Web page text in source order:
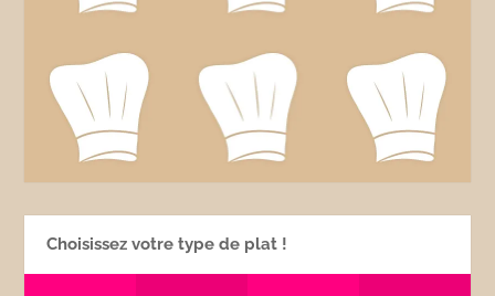
Choisissez votre type de plat !